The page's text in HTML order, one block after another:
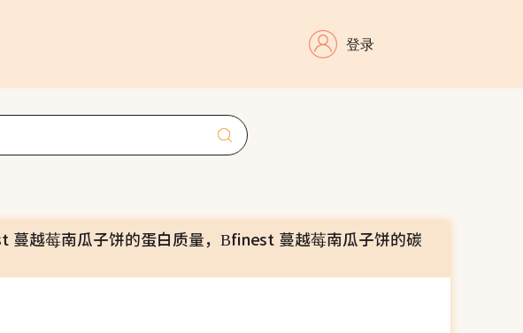
登录
越莓南瓜子饼的蛋白质量，Bfinest 蔓越莓南瓜子饼的碳